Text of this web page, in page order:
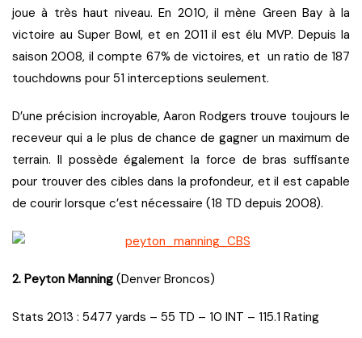
joue à très haut niveau. En 2010, il mène Green Bay à la
victoire au Super Bowl, et en 2011 il est élu MVP. Depuis la
saison 2008, il compte 67% de victoires, et un ratio de 187
touchdowns pour 51 interceptions seulement.
D’une précision incroyable, Aaron Rodgers trouve toujours le
receveur qui a le plus de chance de gagner un maximum de
terrain. Il possède également la force de bras suffisante
pour trouver des cibles dans la profondeur, et il est capable
de courir lorsque c’est nécessaire (18 TD depuis 2008).
2. Peyton Manning (Denver Broncos)
Stats 2013 : 5477 yards – 55 TD – 10 INT – 115.1 Rating